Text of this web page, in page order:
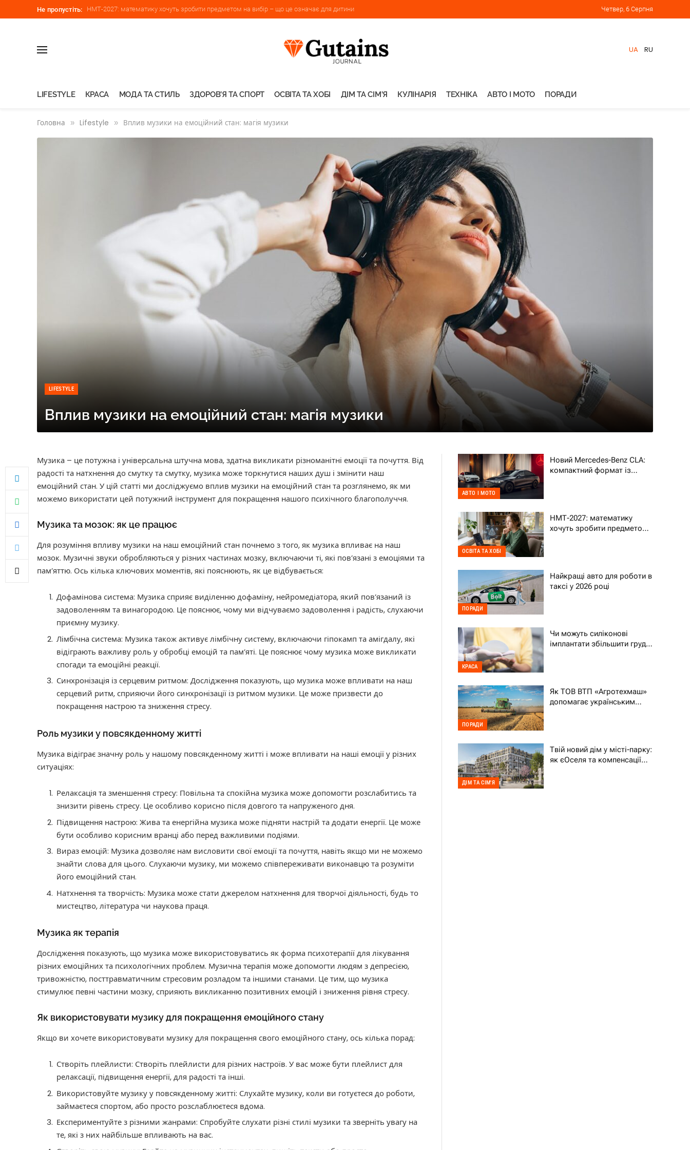
Не пропустіть: НМТ-2027: математику хочуть зробити предметом на вибір – що це означає для дитини Четвер, 6 Серпня
UA RU
LIFESTYLE КРАСА МОДА ТА СТИЛЬ ЗДОРОВ’Я ТА СПОРТ ОСВІТА ТА ХОБІ ДІМ ТА СІМ’Я КУЛІНАРІЯ ТЕХНІКА АВТО І МОТО ПОРАДИ
Головна » Lifestyle » Вплив музики на емоційний стан: магія музики
LIFESTYLE
Вплив музики на емоційний стан: магія музики
Музика – це потужна і універсальна штучна мова, здатна викликати різноманітні емоції та почуття. Від
радості та натхнення до смутку та смутку, музика може торкнутися наших душ і змінити наш
емоційний стан. У цій статті ми досліджуємо вплив музики на емоційний стан та розглянемо, як ми
можемо використати цей потужний інструмент для покращення нашого психічного благополуччя.
Музика та мозок: як це працює
Для розуміння впливу музики на наш емоційний стан почнемо з того, як музика впливає на наш
мозок. Музичні звуки обробляються у різних частинах мозку, включаючи ті, які пов’язані з емоціями та
пам’яттю. Ось кілька ключових моментів, які пояснюють, як це відбувається:
Дофамінова система: Музика сприяє виділенню дофаміну, нейромедіатора, який пов’язаний із
задоволенням та винагородою. Це пояснює, чому ми відчуваємо задоволення і радість, слухаючи
приємну музику.
Лімбічна система: Музика також активує лімбічну систему, включаючи гіпокамп та амігдалу, які
відіграють важливу роль у обробці емоцій та пам’яті. Це пояснює чому музика може викликати
спогади та емоційні реакції.
Синхронізація із серцевим ритмом: Дослідження показують, що музика може впливати на наш
серцевий ритм, сприяючи його синхронізації із ритмом музики. Це може призвести до
покращення настрою та зниження стресу.
Роль музики у повсякденному житті
Музика відіграє значну роль у нашому повсякденному житті і може впливати на наші емоції у різних
ситуаціях:
Релаксація та зменшення стресу: Повільна та спокійна музика може допомогти розслабитись та
знизити рівень стресу. Це особливо корисно після довгого та напруженого дня.
Підвищення настрою: Жива та енергійна музика може підняти настрій та додати енергії. Це може
бути особливо корисним вранці або перед важливими подіями.
Вираз емоцій: Музика дозволяє нам висловити свої емоції та почуття, навіть якщо ми не можемо
знайти слова для цього. Слухаючи музику, ми можемо співпереживати виконавцю та розуміти
його емоційний стан.
Натхнення та творчість: Музика може стати джерелом натхнення для творчої діяльності, будь то
мистецтво, література чи наукова праця.
Музика як терапія
Дослідження показують, що музика може використовуватись як форма психотерапії для лікування
різних емоційних та психологічних проблем. Музична терапія може допомогти людям з депресією,
тривожністю, посттравматичним стресовим розладом та іншими станами. Це тим, що музика
стимулює певні частини мозку, сприяють викликанню позитивних емоцій і зниження рівня стресу.
Як використовувати музику для покращення емоційного стану
Якщо ви хочете використовувати музику для покращення свого емоційного стану, ось кілька порад:
Створіть плейлисти: Створіть плейлисти для різних настроїв. У вас може бути плейлист для
релаксації, підвищення енергії, для радості та інші.
Використовуйте музику у повсякденному житті: Слухайте музику, коли ви готуєтеся до роботи,
займаєтеся спортом, або просто розслаблюєтеся вдома.
Експериментуйте з різними жанрами: Спробуйте слухати різні стилі музики та зверніть увагу на
те, які з них найбільше впливають на вас.
АВТО І МОТО
Новий Mercedes-Benz CLA:
компактний формат із
ОСВІТА ТА ХОБІ
НМТ-2027: математику
хочуть зробити предметом
ПОРАДИ
Найкращі авто для роботи в
таксі у 2026 році
КРАСА
Чи можуть силіконові
імплантати збільшити груди
ПОРАДИ
Як ТОВ ВТП «Агротехмаш»
допомагає українським
ДІМ ТА СІМ'Я
Твій новий дім у місті-парку:
як єОселя та компенсації